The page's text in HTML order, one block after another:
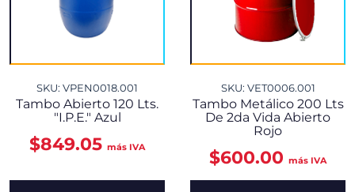
SKU: VPEN0018.001
Tambo Abierto 120 Lts.
"I.P.E." Azul
$849.05 más IVA
SKU: VET0006.001
Tambo Metálico 200 Lts
De 2da Vida Abierto
Rojo
$600.00 más IVA